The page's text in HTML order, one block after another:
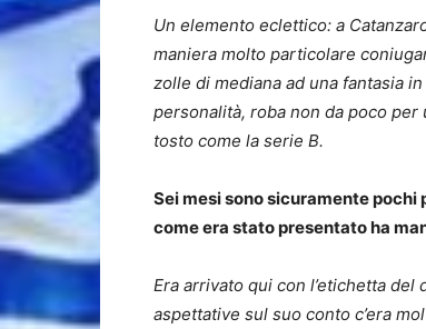
Un elemento eclettico: a
maniera molto particolare
zolle di mediana ad una fantasia
personalità, roba non da poco per
tosto come la serie B.
Sei mesi sono sicuramente
come era stato presentato ha
Era arrivato qui con l’etichetta del
aspettative sul suo conto c’era